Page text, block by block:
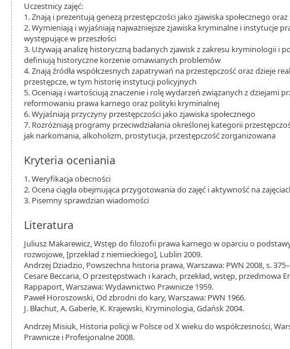
Uczestnicy zajęć:
1. Znają i prezentują genezą przestępczości jako zjawiska społecznego
2. Wymieniają i wyjaśniają najważniejsze zjawiska kryminalne i instytucje
występujące w przeszłości
3. Używają analizę historyczną badanych zjawisk z zakresu kryminologii i
definiują historyczne korzenie omawianych problemów
4. Znają źródła współczesnych zapatrywań na przestępczość oraz dzieje
przestępcze, w tym historię instytucji policyjnych
5. Oceniają i wartościują znaczenie i rolę wydarzeń związanych z dziejami
reformowaniu prawa karnego oraz polityki kryminalnej
6. Wyjaśniają przyczyny przestępczości jako zjawiska społecznego
7. Rozróżniają programy przeciwdziałania określonej kategorii
jak narkomania, alkoholizm, prostytucja, przestępczość zorganizowana
Kryteria oceniania
1. Weryfikacja obecności
2. Ocena ciągła obejmująca przygotowania do zajęć i aktywność na
3. Pisemny sprawdzian wiadomości
Literatura
Juliusz Makarewicz, Wstęp do filozofii prawa karnego w oparciu o
rozwojowe, [przekład z niemieckiego], Lublin 2009.
Andrzej Dziadzio, Powszechna historia prawa, Warszawa: PWN 2008, s.
Cesare Beccaria, O przestępstwach i karach, przekład, wstęp, przedmowa
Rappaport, Warszawa: Wydawnictwo Prawnicze 1959.
Paweł Horoszowski, Od zbrodni do kary, Warszawa: PWN 1966.
J. Błachut, A. Gaberle, K. Krajewski, Kryminologia, Gdańsk 2004.
Andrzej Misiuk, Historia policji w Polsce od X wieku do współczesności,
Prawnicze i Profesjonalne 2008.